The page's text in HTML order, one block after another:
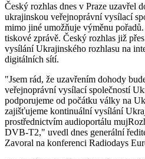
Český rozhlas dnes v Praze uzavřel
ukrajinskou veřejnoprávní vysílací
mimo jiné umožňuje výměnu
tiskové zprávě. Český rozhlas již
vysílání Ukrajinského rozhlasu na
digitálních sítí.
"Jsem rád, že uzavřením dohody
veřejnoprávní vysílací společností
podporujeme od počátku války na
zajišťujeme kontinuální vysílání
prostřednictvím audioportálu
DVB-T2," uvedl dnes generální
Zavoral na konferenci Radiodays